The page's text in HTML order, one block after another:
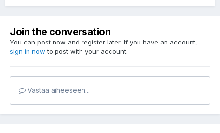
Join the conversation
You can post now and register later. If you have an account,
sign in now to post with your account.
Vastaa aiheeseen...